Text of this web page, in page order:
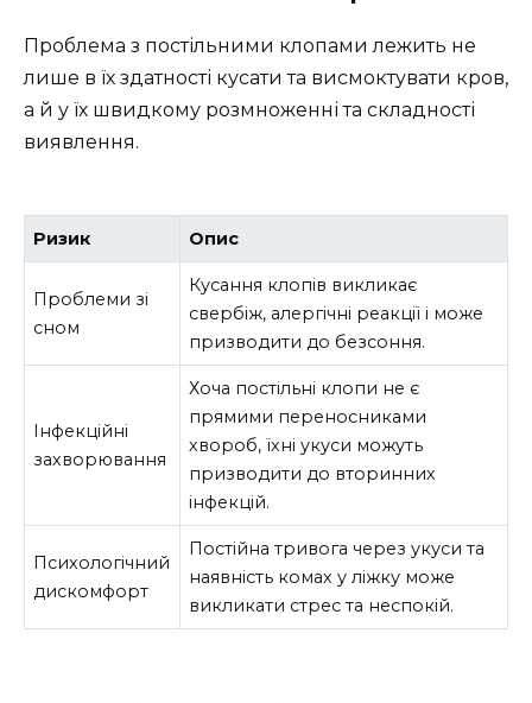
Проблема з постільними клопами лежить не
лише в їх здатності кусати та висмоктувати кров,
а й у їх швидкому розмноженні та складності
виявлення.
Ризик Опис
Проблеми зі
сном
Кусання клопів викликає
свербіж, алергічні реакції і може
призводити до безсоння.
Інфекційні
захворювання
Хоча постільні клопи не є
прямими переносниками
хвороб, їхні укуси можуть
призводити до вторинних
інфекцій.
Психологічний
дискомфорт
Постійна тривога через укуси та
наявність комах у ліжку може
викликати стрес та неспокій.